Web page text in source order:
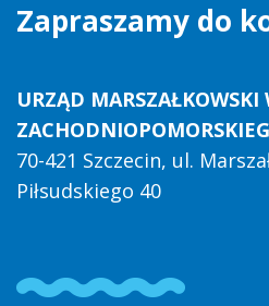
Zapraszamy do
URZĄD MARSZAŁKOWSKI
70-421 Szczecin, ul.
Piłsudskiego 40